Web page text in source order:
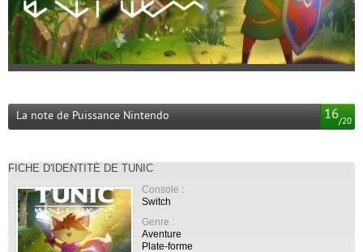
16/20
La note de Puissance Nintendo
FICHE D'IDENTITÉ DE TUNIC
Console :
Switch
Genre :
Aventure
Plate-forme